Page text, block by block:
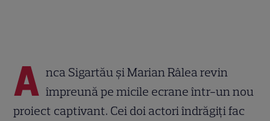
A nca Sigartău și Marian Râlea revin
împreună pe micile ecrane într-un nou
proiect captivant. Cei doi actori îndrăgiți fac